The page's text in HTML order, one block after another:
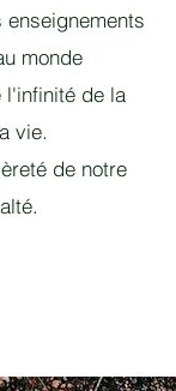
enseignements
monde
l'infinité de la
vie.
de notre